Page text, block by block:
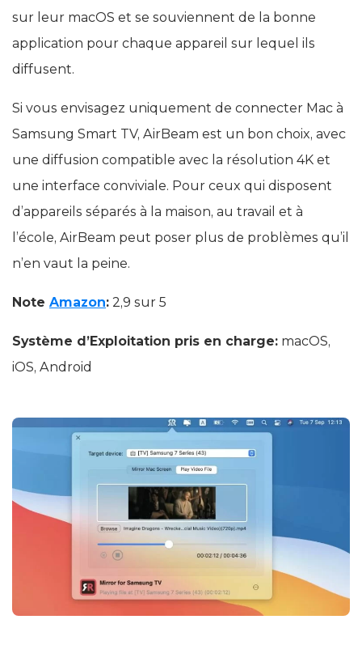
sur leur macOS et se souviennent de la bonne
application pour chaque appareil sur lequel ils
diffusent.
Si vous envisagez uniquement de connecter Mac à
Samsung Smart TV, AirBeam est un bon choix, avec
une diffusion compatible avec la résolution 4K et
une interface conviviale. Pour ceux qui disposent
d’appareils séparés à la maison, au travail et à
l’école, AirBeam peut poser plus de problèmes qu’il
n’en vaut la peine.
Note Amazon: 2,9 sur 5
Système d’Exploitation pris en charge: macOS,
iOS, Android